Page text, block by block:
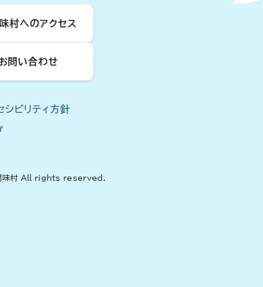
村へのアクセス
問い合わせ
シビリティ方針
村 All rights reserved.